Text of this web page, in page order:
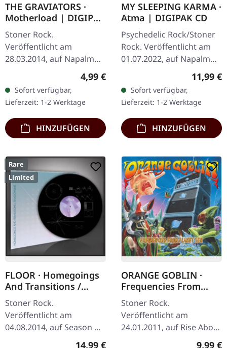
THE GRAVIATORS ·
Motherload | DIGIPAK
CD
Stoner Rock.
Veröffentlicht am
28.03.2014, auf Napalm
Erstauflage als CD im
DigiPak. Die
schwedischen Heavy-
Rock-Veteranen The…
Regulärer Preis:
4,99 €
Sofort verfügbar,
Lieferzeit: 1-2 Werktage
HINZUFÜGEN
MY SLEEPING KARMA ·
Atma | DIGIPAK CD
Psychedelic Rock/Stoner
Rock. Veröffentlicht am
01.07.2022, auf Napalm
Records. CD im DigiPack.
My Sleeping Karma liefert
mit „Atma" eine weitere…
11,99 €
Sofort verfügbar,
Lieferzeit: 1-2 Werktage
HINZUFÜGEN
Rare
Limited
FLOOR · Homegoings
And Transitions /
Shadowline | ETCHED
EP
Stoner Rock.
Veröffentlicht am
04.08.2014, auf Season Of
Mist. Einseitige 12" VinylRegulärer Preis:
14,99 €
ORANGE GOBLIN ·
Frequencies From
Planet Ten (Re-
Release) | DIGIPAK CD
Stoner Rock.
Veröffentlicht am
24.01.2011, auf Rise Above
Records. Re-Release als
9,99 €